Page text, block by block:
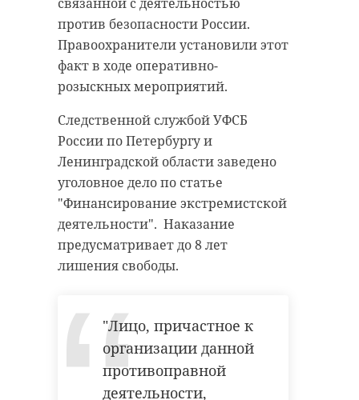
против безопасности России.
Правоохранители установили этот
факт в ходе оперативно-
розыскных мероприятий.
Следственной службой УФСБ
России по Петербургу и
Ленинградской области заведено
уголовное дело по статье
"Финансирование экстремистской
деятельности". Наказание
предусматривает до 8 лет
лишения свободы.
"Лицо, причастное к
организации данной
противоправной
деятельности,